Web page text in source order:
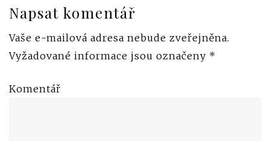
Napsat komentář
Vaše e-mailová adresa nebude zveřejněna.
Vyžadované informace jsou označeny *
Komentář